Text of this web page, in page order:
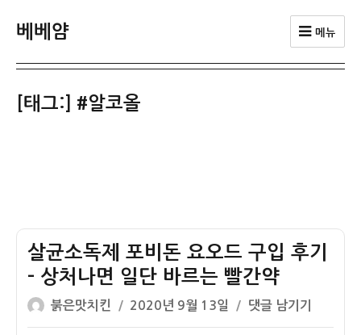
베베얌 메뉴
[태그:] #알코올
살균소독제 포비돈 요오드 구입 후기
– 상처나면 일단 바르는 빨간약
글
쓴
붉은맛치킨
작
성
2020년 9월 13일
살
균
댓글 남기기